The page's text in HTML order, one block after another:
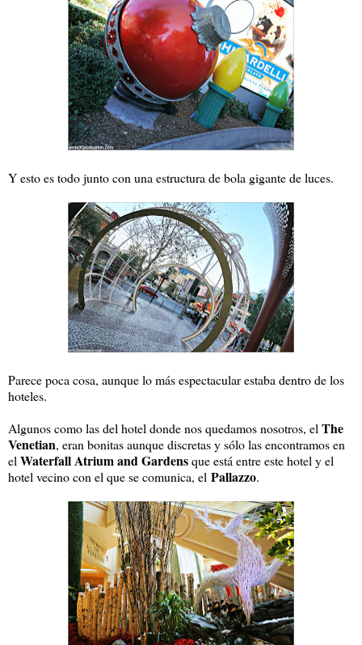
Y esto es todo junto con una estructura de bola gigante de luces.
Parece poca cosa, aunque lo más espectacular estaba dentro de los
hoteles.
Algunos como las del hotel donde nos quedamos nosotros, el The
Venetian, eran bonitas aunque discretas y sólo las encontramos en
el Waterfall Atrium and Gardensque está entre este hotel y el
hotel vecino con el que se comunica, el Pallazzo.